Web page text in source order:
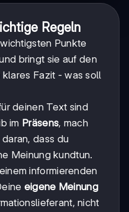
Regeln
Punkte
bringt sie auf den
Fazit - was soll
deinen Text sind
im Präsens, mach
dass du
Meinung kundtun.
informierenden
eigene Meinung
nicht